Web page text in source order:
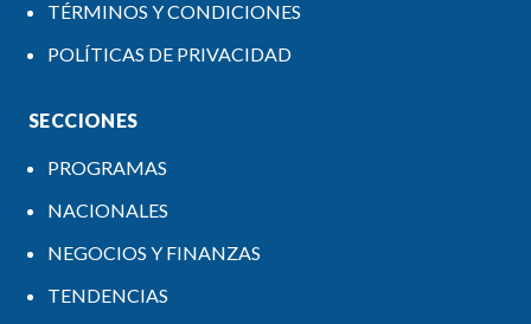
TÉRMINOS Y CONDICIONES
POLÍTICAS DE PRIVACIDAD
SECCIONES
PROGRAMAS
NACIONALES
NEGOCIOS Y FINANZAS
TENDENCIAS